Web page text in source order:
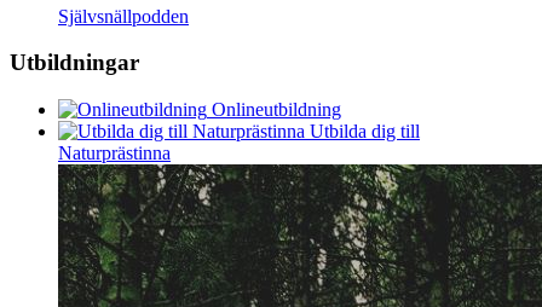
Självsnällpodden
Utbildningar
Onlineutbildning
Utbilda dig till
Naturprästinna